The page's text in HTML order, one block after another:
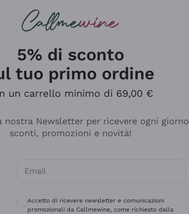
5% di sconto
tuo primo ordine
un carrello minimo di 69,00 €
nostra Newsletter per ricevere ogni giorno
sconti, promozioni e novità!
Email
Accetto di ricevere newsletter e comunicazioni
promozionali da Callmewine, come richiesto dalla